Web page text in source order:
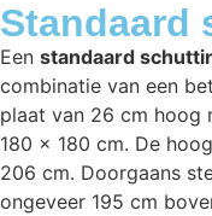
Standaard
Een standaard
combinatie van een
plaat van 26 cm hoog
180 x 180 cm. De
206 cm. Doorgaans
ongeveer 195 cm